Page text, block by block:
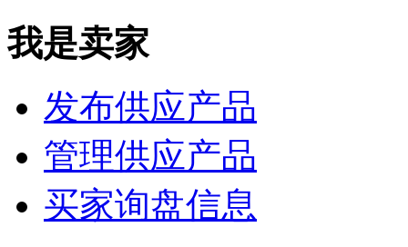
我是卖家
发布供应产品
管理供应产品
买家询盘信息